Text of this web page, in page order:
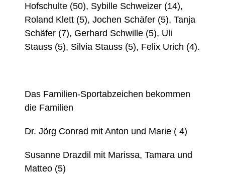
Hofschulte (50), Sybille Schweizer (14),
Roland Klett (5), Jochen Schäfer (5), Tanja
Schäfer (7), Gerhard Schwille (5), Uli
Stauss (5), Silvia Stauss (5), Felix Urich (4).
Das Familien-Sportabzeichen bekommen
die Familien
Dr. Jörg Conrad mit Anton und Marie ( 4)
Susanne Drazdil mit Marissa, Tamara und
Matteo (5)